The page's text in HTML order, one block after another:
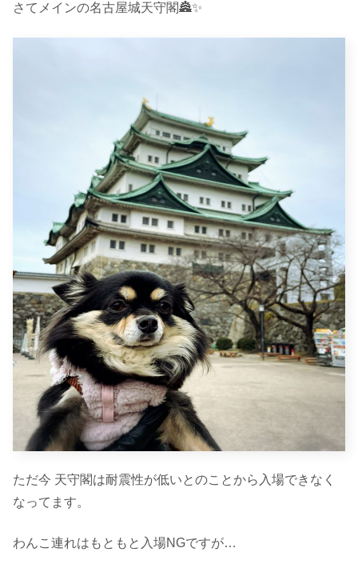
さてメインの名古屋城天守閣🏯✨
ただ今 天守閣は耐震性が低いとのことから入場できなく
なってます。
わんこ連れはもともと入場NGですが…